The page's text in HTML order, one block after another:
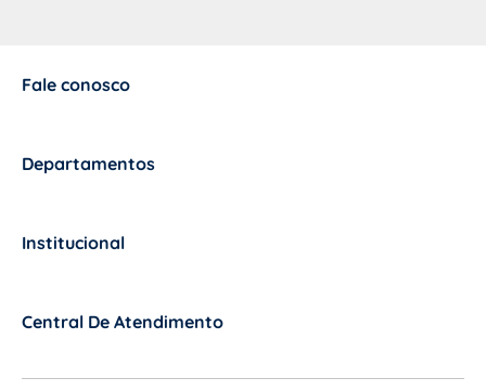
Fale conosco
Departamentos
Institucional
Central De Atendimento